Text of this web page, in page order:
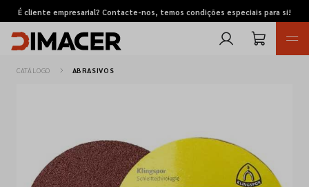
É cliente empresarial? Contacte-nos, temos condições especiais para si!
Retomas
CATÁLOGO ABRASIVOS